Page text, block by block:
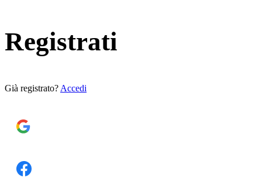
Registrati
Già registrato? Accedi